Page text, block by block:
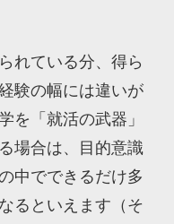
れている分、得ら
験の幅には違いが
を「就活の武器」
場合は、目的意識
中でできるだけ多
るといえます（そ